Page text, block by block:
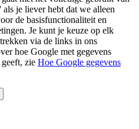
je liever hebt dat we alleen
de basisfunctionaliteit en
Je kunt je keuze op elk
via de links in ons
hoe Google met gegevens
zie Hoe Google gegevens